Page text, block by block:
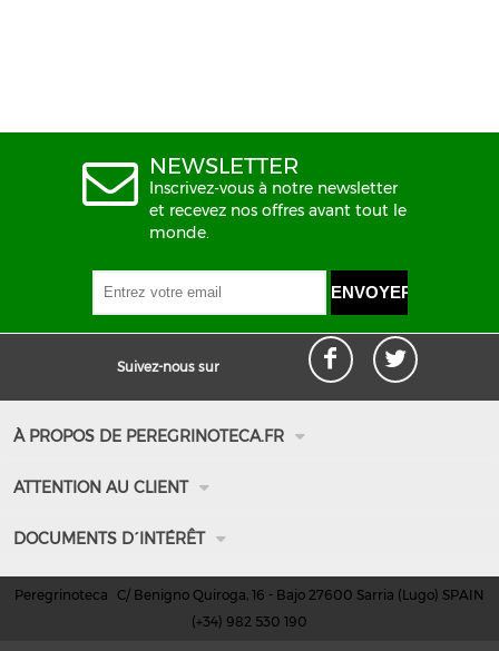
NEWSLETTER
Inscrivez-vous à notre newsletter
et recevez nos offres avant tout le
monde.
Suivez-nous sur
À PROPOS DE PEREGRINOTECA.FR
Comment arriver
ATTENTION AU CLIENT
Information de contact
Moyen de paiement
DOCUMENTS D´INTÉRÊT
Conditions d'achat
Conditions d'utilisation et de navigation
Peregrinoteca C/ Benigno Quiroga, 16 - Bajo 27600 Sarria (Lugo) SPAIN
(+34) 982 530 190